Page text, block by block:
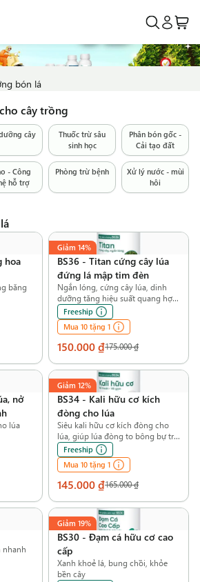
bón lá
cây trồng
cây
Thuốc trừ sâu
sinh học
Phân bón gốc -
Cải tạo đất
- Công
hỗ trợ
Phòng trừ bệnh
Xử lý nước - mùi
hôi
hoa
băng
Giảm 14%
BS36 - Titan cứng cây lúa
đứng lá mập tim đèn
Ngắn lóng, cứng cây lúa, dinh
dưỡng tăng hiệu suất quang hợp,
làm đòng vô gạo
Freeship
Mua 10 tặng 1
150.000 ₫175.000 ₫
nở
lúa
Giảm 12%
BS34 - Kali hữu cơ kích
đòng cho lúa
Siêu kali hữu cơ kích đòng cho
lúa, giúp lúa đòng to bông bự trổ
thoát nhanh
Freeship
Mua 10 tặng 1
145.000 ₫165.000 ₫
nhanh
Giảm 19%
BS30 - Đạm cá hữu cơ cao
cấp
Xanh khoẻ lá, bung chồi, khỏe
bền cây